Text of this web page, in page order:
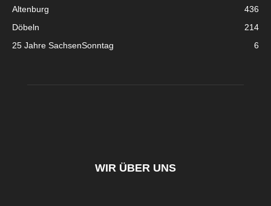
Altenburg
436
Döbeln
214
25 Jahre SachsenSonntag
6
WIR ÜBER UNS